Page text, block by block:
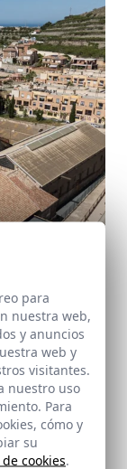
del
para
nuestra web,
y anuncios
web y
visitantes.
nuestro uso
Para
cómo y
su
cookies.